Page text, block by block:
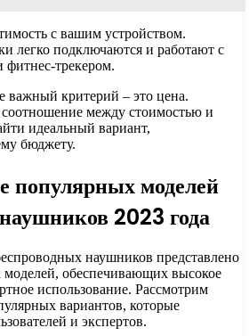
с вашим устройством.
легко подключаются и работают с
трекером.
важный критерий – это цена.
между стоимостью и
идеальный вариант,
бюджету.
популярных моделей
2023 года
наушников представлено
обеспечивающих высокое
использование. Рассмотрим
вариантов, которые
и экспертов.